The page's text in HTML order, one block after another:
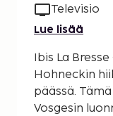
Televisio
Lue lisää
Ibis La
Hohneckin
päässä. Tämä hotelli sijaitsee 0,1 km:n päässä kohteesta Ballons des
Vosgesin